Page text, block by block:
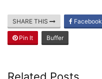
SHARE THIS Facebook
Pin It Buffer
Related Posts